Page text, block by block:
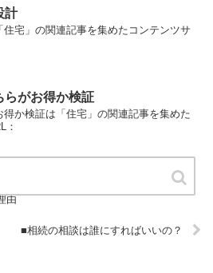
計
宅」の関連記事を集めたコンテンツサ
らがお得か検証
か検証は「住宅」の関連記事を集めた
：
由
■相続の相談は誰にすればいいの？